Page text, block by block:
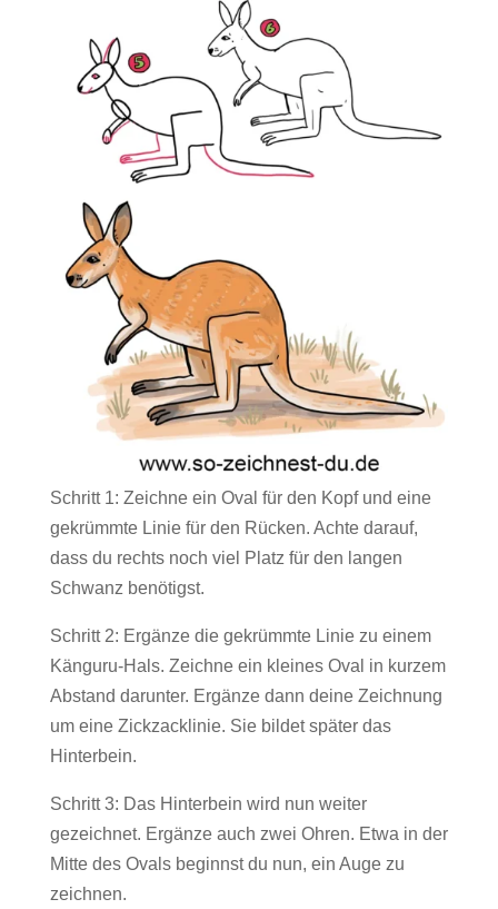
Schritt 1: Zeichne ein Oval für den Kopf und eine
gekrümmte Linie für den Rücken. Achte darauf,
dass du rechts noch viel Platz für den langen
Schwanz benötigst.
Schritt 2: Ergänze die gekrümmte Linie zu einem
Känguru-Hals. Zeichne ein kleines Oval in kurzem
Abstand darunter. Ergänze dann deine Zeichnung
um eine Zickzacklinie. Sie bildet später das
Hinterbein.
Schritt 3: Das Hinterbein wird nun weiter
gezeichnet. Ergänze auch zwei Ohren. Etwa in der
Mitte des Ovals beginnst du nun, ein Auge zu
zeichnen.